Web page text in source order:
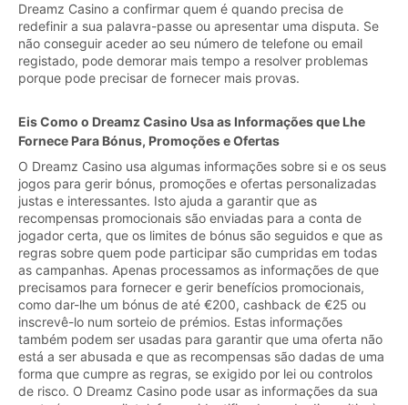
Dreamz Casino a confirmar quem é quando precisa de
redefinir a sua palavra-passe ou apresentar uma disputa. Se
não conseguir aceder ao seu número de telefone ou email
registado, pode demorar mais tempo a resolver problemas
porque pode precisar de fornecer mais provas.
Eis Como o Dreamz Casino Usa as Informações que Lhe
Fornece Para Bónus, Promoções e Ofertas
O Dreamz Casino usa algumas informações sobre si e os seus
jogos para gerir bónus, promoções e ofertas personalizadas
justas e interessantes. Isto ajuda a garantir que as
recompensas promocionais são enviadas para a conta de
jogador certa, que os limites de bónus são seguidos e que as
regras sobre quem pode participar são cumpridas em todas
as campanhas. Apenas processamos as informações de que
precisamos para fornecer e gerir benefícios promocionais,
como dar-lhe um bónus de até €200, cashback de €25 ou
inscrevê-lo num sorteio de prémios. Estas informações
também podem ser usadas para garantir que uma oferta não
está a ser abusada e que as recompensas são dadas de uma
forma que cumpre as regras, se exigido por lei ou controlos
de risco. O Dreamz Casino pode usar as informações da sua